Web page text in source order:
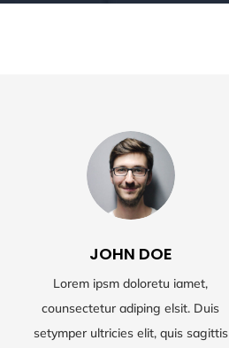
JOHN DOE
Lorem ipsm doloretu iamet,
counsectetur adiping elsit. Duis
setymper ultricies elit, quis sagittis